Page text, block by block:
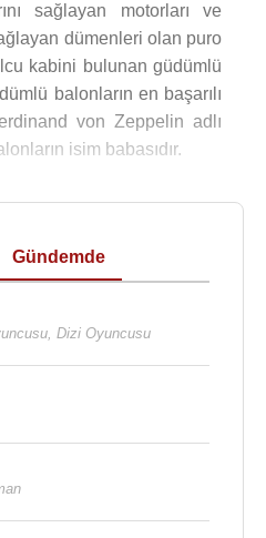
sağlayan motorları ve
dümenleri olan puro
kabini bulunan güdümlü
balonların en başarılı
von Zeppelin adlı
isim babasıdır.
Gündemde
Dizi Oyuncusu